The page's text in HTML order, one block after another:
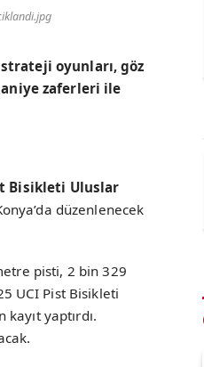
oyunları, göz
zaferleri ile
Bisikleti Uluslar
düzenlenecek
pisti, 2 bin 329
UCI Pist Bisikleti
yaptırdı.